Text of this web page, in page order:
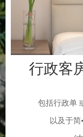
行政客
包括行政单
以及于简